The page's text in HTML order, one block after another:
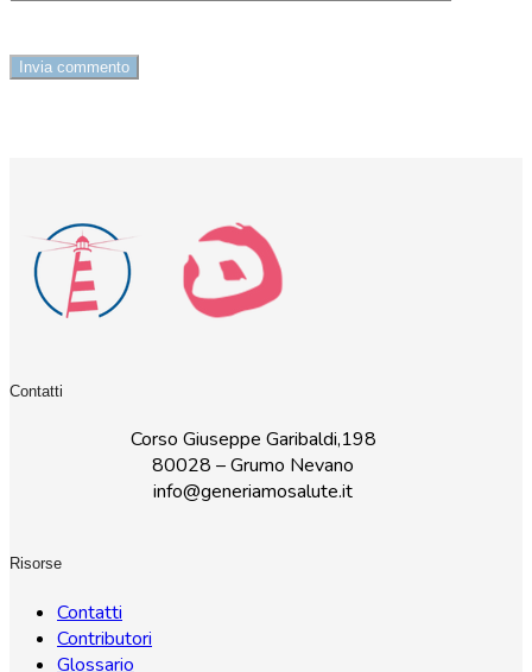
Contatti
Corso Giuseppe Garibaldi,198
80028 – Grumo Nevano
info@generiamosalute.it
Risorse
Contatti
Contributori
Glossario